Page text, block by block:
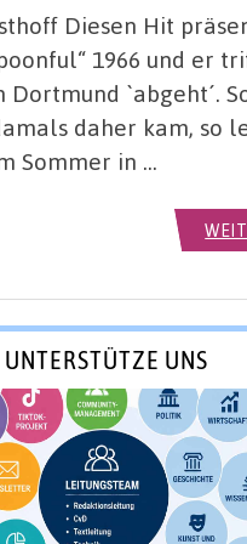
Diesen Hit
1966 und er
Dortmund `abgeht´.
daher kam, so
Sommer in …
UNTERSTÜTZE UNS